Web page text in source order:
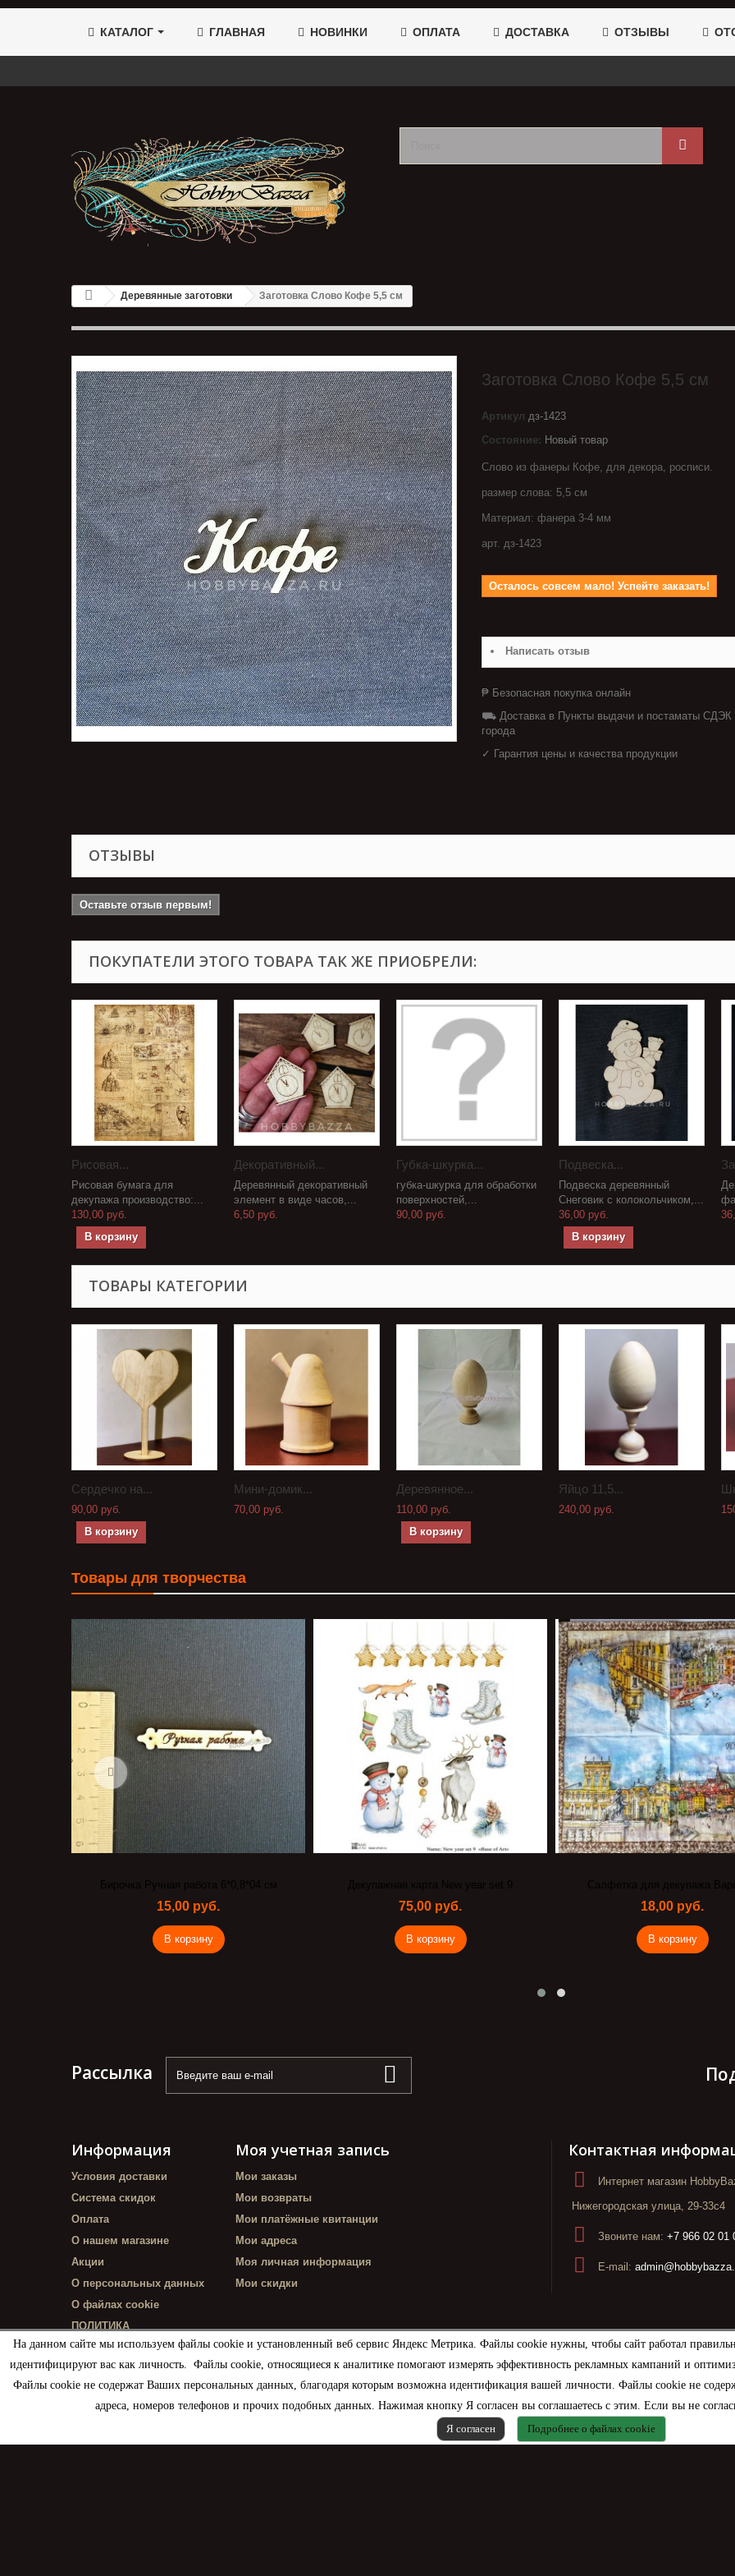
На данном сайте мы используем файлы cookie и установленный веб сервис Яндекс Метрика. Файлы cookie нужны, чтобы сайт работал
идентифицируют вас как личность. Файлы cookie, относящиеся к аналитике помогают измерять эффективность рекламных кампаний и
Файлы cookie не содержат Ваших персональных данных, благодаря которым возможна идентификация вашей личности. Файлы cookie не
адреса, номеров телефонов и прочих подобных данных. Нажимая кнопку Я согласен вы соглашаетесь с этим. Если вы не
Я согласен
Подробнее о файлах cookie
КАТАЛОГ ГЛАВНАЯ НОВИНКИ ОПЛАТА ДОСТАВКА ОТЗЫВЫ
Деревянные заготовки Заготовка Слово Кофе 5,5 см
Заготовка Слово Кофе 5,5 см
Артикул дз-1423
Состояние: Новый товар
Слово из фанеры Кофе, для декора, росписи.
размер слова: 5,5 см
Материал: фанера 3-4 мм
арт. дз-1423
Осталось совсем мало! Успейте заказать!
Написать отзыв
₱ Безопасная покупка онлайн
⛟ Доставка в Пункты выдачи и постаматы СДЭК
города
✓ Гарантия цены и качества продукции
ОТЗЫВЫ
Оставьте отзыв первым!
ПОКУПАТЕЛИ ЭТОГО ТОВАРА ТАК ЖЕ ПРИОБРЕЛИ:
Рисовая...
Рисовая бумага для
декупажа производство:...
130,00 руб.
В корзину
Декоративный...
Деревянный декоративный
элемент в виде часов,...
6,50 руб.
Губка-шкурка...
губка-шкурка для обработки
поверхностей,...
90,00 руб.
Подвеска...
Подвеска деревянный
Снеговик с колокольчиком,...
36,00 руб.
В корзину
ТОВАРЫ КАТЕГОРИИ
Сердечко на...
90,00 руб.
В корзину
Мини-домик...
70,00 руб.
Деревянное...
110,00 руб.
В корзину
Яйцо 11,5...
240,00 руб.
Товары для творчества
Бирочка Ручная работа 6*0,8*04 см
15,00 руб.
В корзину
Декупажная карта New year set 9
75,00 руб.
В корзину
Салфетка для декупажа
18,00 руб.
В корзину
Рассылка
Информация
Условия доставки
Система скидок
Оплата
О нашем магазине
Акции
О персональных данных
О файлах cookie
ПОЛИТИКА
КОНФИДЕНЦИАЛЬНОСТИ
Моя учетная запись
Мои заказы
Мои возвраты
Мои платёжные квитанции
Мои адреса
Моя личная информация
Мои скидки
Контактная
Интернет магазин
Нижегородская улица, 29-33с4
Звоните нам: +7 966 02 01
E-mail: